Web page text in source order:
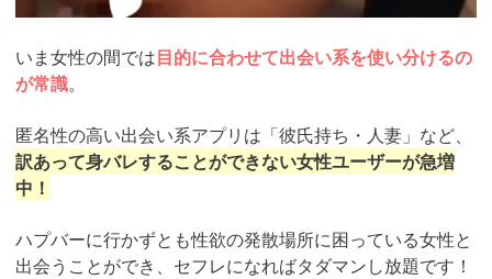
いま女性の間では目的に合わせて出会い系を使い分けるの
が常識。
匿名性の高い出会い系アプリは「彼氏持ち・人妻」など、
訳あって身バレすることができない女性ユーザーが急増
中！
ハプバーに行かずとも性欲の発散場所に困っている女性と
出会うことができ、セフレになればタダマンし放題です！